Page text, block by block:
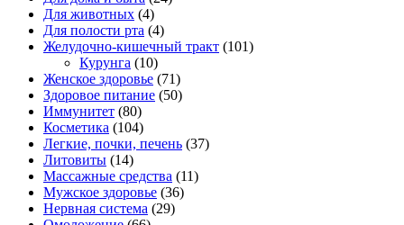
Для животных (4)
Для полости рта (4)
Желудочно-кишечный тракт (101)
Курунга (10)
Женское здоровье (71)
Здоровое питание (50)
Иммунитет (80)
Косметика (104)
Легкие, почки, печень (37)
Литовиты (14)
Массажные средства (11)
Мужское здоровье (36)
Нервная система (29)